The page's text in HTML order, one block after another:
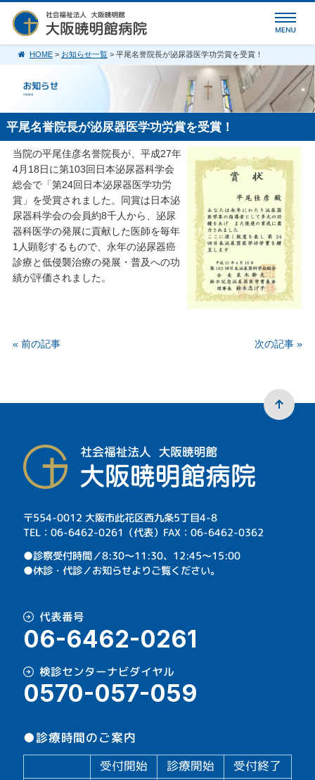
HOME> お知らせ一覧> 平尾名誉院長が泌尿器医学功労賞を受賞！
平尾名誉院長が泌尿器医学功労賞を受賞！
当院の平尾佳彦名誉院長が、平成27年
4月18日に第103回日本泌尿器科学会
総会で「第24回日本泌尿器医学功労
賞」を受賞されました。同賞は日本泌
尿器科学会の会員約8千人から、泌尿
器科医学の発展に貢献した医師を毎年
1人顕彰するもので、永年の泌尿器癌
診療と低侵襲治療の発展・普及への功
績が評価されました。
« 前の記事 次の記事 »
〒554-0012 大阪市此花区西九条5丁目4-8
TEL：06-6462-0261（代表）FAX：06-6462-0362
⁩●診察受付時間／8:30～11:30、12:45～15:00
●休診・代診／お知らせよりご覧ください。
代表番号
06-6462-0261
検診センターナビダイヤル
0570-057-059
●診療時間のご案内
受付開始 診療開始
受付終了